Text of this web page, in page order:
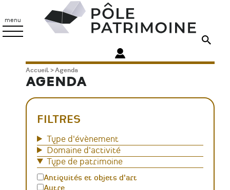
contenu
principal
menu
Patrimoine
Fil
d'Ariane
Accueil Agenda
AGENDA
FILTRES
Type d'évènement
Domaine d'activité
Type de patrimoine
Antiquités et objets d'art